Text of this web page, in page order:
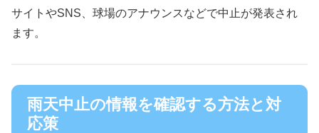
サイトやSNS、球場のアナウンスなどで中止が発表され
ます。
雨天中止の情報を確認する方法と対
応策